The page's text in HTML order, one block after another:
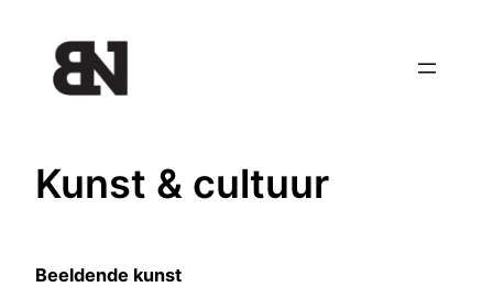
Kunst & cultuur
Beeldende kunst